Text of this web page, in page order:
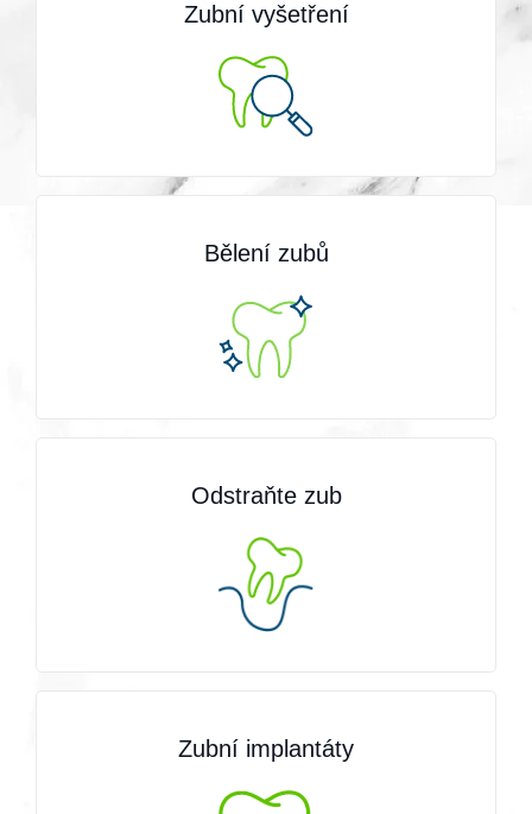
Zubní vyšetření
Bělení zubů
Odstraňte zub
Zubní implantáty